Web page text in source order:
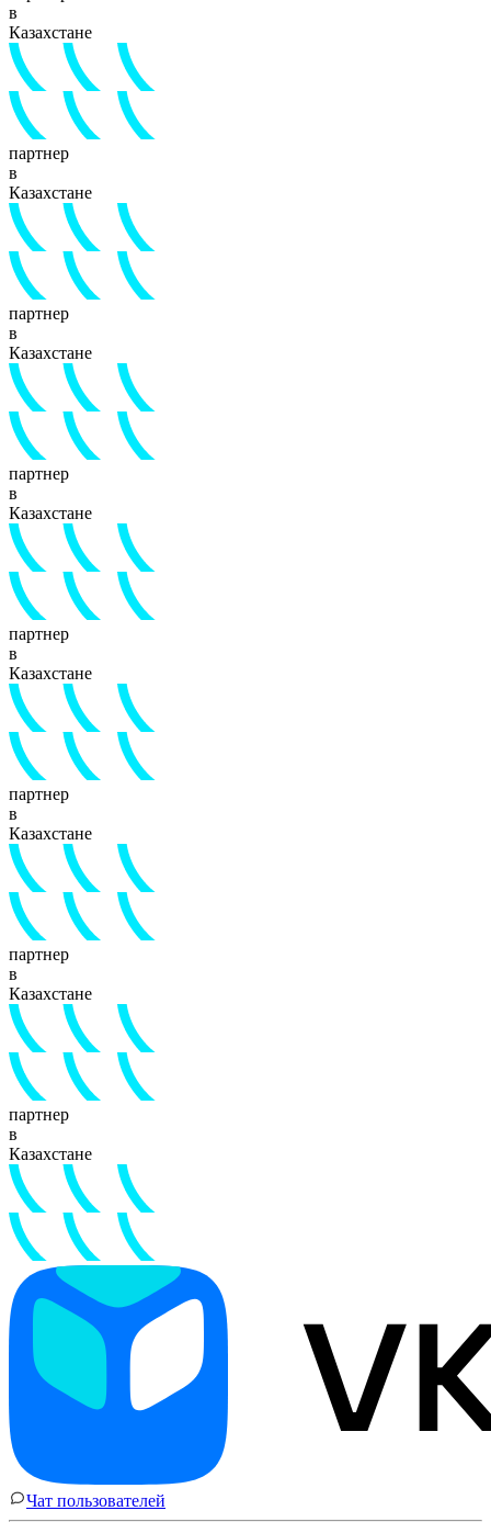
в
Казахстане
партнер
в
Казахстане
партнер
в
Казахстане
партнер
в
Казахстане
партнер
в
Казахстане
партнер
в
Казахстане
партнер
в
Казахстане
партнер
в
Казахстане
Чат пользователей